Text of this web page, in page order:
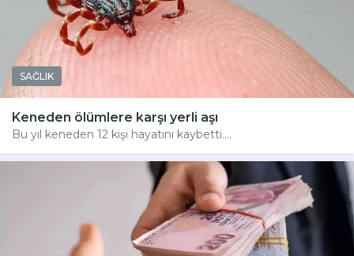
SAĞLIK
Keneden ölümlere karşı yerli aşı
Bu yıl keneden 12 kişi hayatını kaybetti....